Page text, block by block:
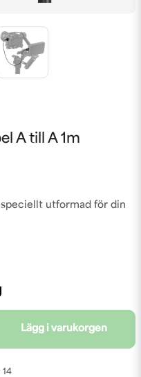
A till A 1m
utformad för din
Lägg i varukorgen
14